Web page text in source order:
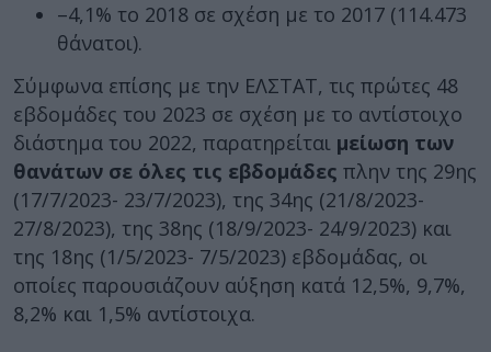
–4,1% το 2018 σε σχέση με το 2017 (114.473
θάνατοι).
Σύμφωνα επίσης με την ΕΛΣΤΑΤ, τις πρώτες 48
εβδομάδες του 2023 σε σχέση με το αντίστοιχο
διάστημα του 2022, παρατηρείται μείωση των
θανάτων σε όλες τις εβδομάδες πλην της 29ης
(17/7/2023- 23/7/2023), της 34ης (21/8/2023-
27/8/2023), της 38ης (18/9/2023- 24/9/2023) και
της 18ης (1/5/2023- 7/5/2023) εβδομάδας, οι
οποίες παρουσιάζουν αύξηση κατά 12,5%, 9,7%,
8,2% και 1,5% αντίστοιχα.